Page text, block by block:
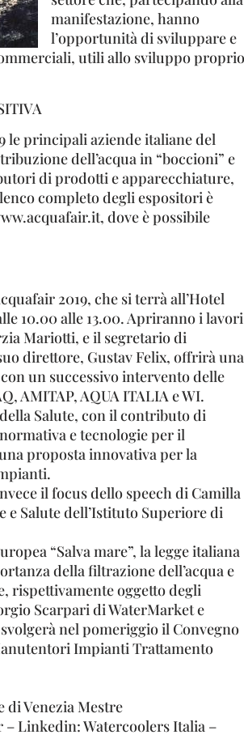
manifestazione, hanno
l’opportunità di sviluppare e
utili allo sviluppo proprio
le principali aziende italiane del
dell’acqua in “boccioni” e
di prodotti e apparecchiature,
completo degli espositori è
dove è possibile
2019, che si terrà all’Hotel
10.00 alle 13.00. Apriranno i lavori
Mariotti, e il segretario di
direttore, Gustav Felix, offrirà una
un successivo intervento delle
AMITAP, AQUA ITALIA e WI.
Salute, con il contributo di
e tecnologie per il
proposta innovativa per la
il focus dello speech di Camilla
Salute dell’Istituto Superiore di
“Salva mare”, la legge italiana
della filtrazione dell’acqua e
rispettivamente oggetto degli
Scarpari di WaterMarket e
nel pomeriggio il Convegno
Impianti Trattamento
di Venezia Mestre
Linkedin: Watercoolers Italia –